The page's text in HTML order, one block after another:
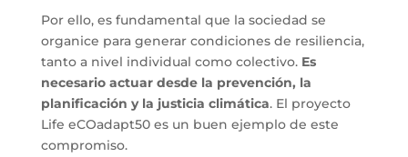
Por ello, es fundamental que la sociedad se
organice para generar condiciones de resiliencia,
tanto a nivel individual como colectivo. Es
necesario actuar desde la prevención, la
planificación y la justicia climática. El proyecto
Life eCOadapt50 es un buen ejemplo de este
compromiso.